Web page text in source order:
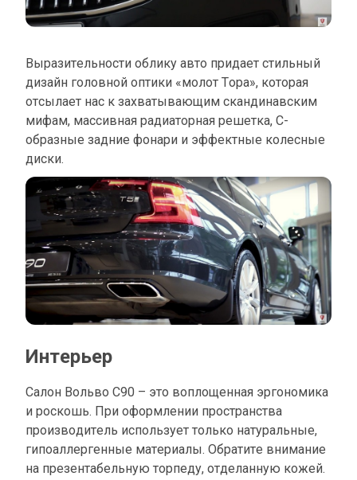
Выразительности облику авто придает стильный
дизайн головной оптики «молот Тора», которая
отсылает нас к захватывающим скандинавским
мифам, массивная радиаторная решетка, С-
образные задние фонари и эффектные колесные
диски.
Интерьер
Салон Вольво С90 – это воплощенная эргономика
и роскошь. При оформлении пространства
производитель использует только натуральные,
гипоаллергенные материалы. Обратите внимание
на презентабельную торпеду, отделанную кожей.